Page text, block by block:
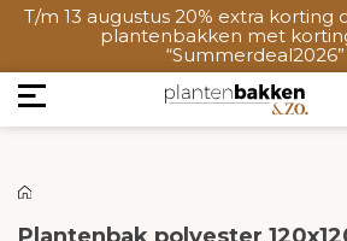
T/m 13 augustus 20% extra korting
plantenbakken met
“Summerdeal2026”